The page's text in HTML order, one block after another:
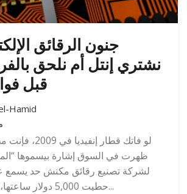
جنون الرقائق
نشتري إنتل أم نلحق
قبل
Hamid
لو فاتك قطار
ظهرت في السوق إشارة بيسموها
لشركة تصنيع رقائق مكنش حد يسمع
حطيت 5,000 دولار ساعتها، كان زمان معاك...